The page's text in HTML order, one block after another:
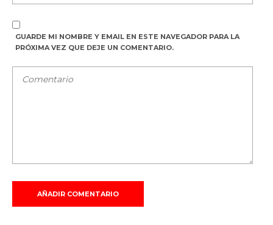
GUARDE MI NOMBRE Y EMAIL EN ESTE NAVEGADOR PARA LA
PRÓXIMA VEZ QUE DEJE UN COMENTARIO.